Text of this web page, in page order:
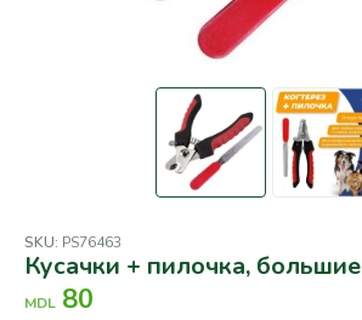
SKU: PS76463
Кусачки + пилочка, большие
MDL 80